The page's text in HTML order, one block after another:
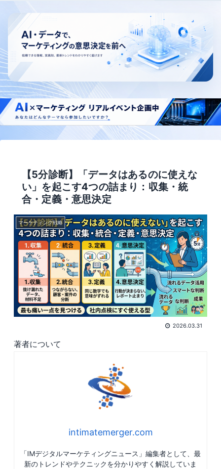
【5分診断】「データはあるのに使えな
い」を起こす4つの詰まり：収集・統
合・定義・意思決定
マーケティング戦略
2026.03.31
著者について
intimatemerger.com
「IMデジタルマーケティングニュース」編集者として、最
新のトレンドやテクニックを分かりやすく解説していま